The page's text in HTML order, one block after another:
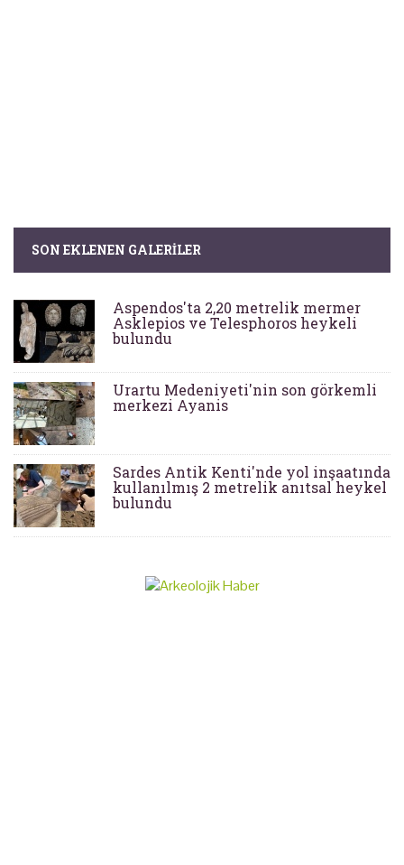
SON EKLENEN GALERILER
Aspendos'ta 2,20 metrelik mermer
Asklepios ve Telesphoros heykeli
bulundu
Urartu Medeniyeti'nin son görkemli
merkezi Ayanis
Sardes Antik Kenti'nde yol inşaatında
kullanılmış 2 metrelik anıtsal heykel
bulundu